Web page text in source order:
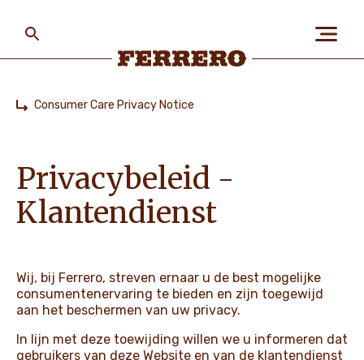
MENS EN PLANEET
VACATURES
main
content
Consumer Care Privacy Notice
Privacybeleid -
Klantendienst
Wij, bij Ferrero, streven ernaar u de best mogelijke
consumentenervaring te bieden en zijn toegewijd
aan het beschermen van uw privacy.
In lijn met deze toewijding willen we u informeren dat
gebruikers van deze Website en van de klantendienst